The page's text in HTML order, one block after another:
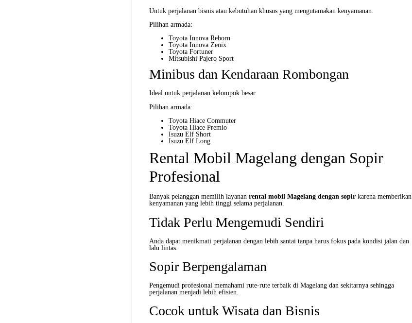
Untuk perjalanan bisnis atau kebutuhan khusus yang mengutamakan kenyamanan.
Pilihan armada:
Toyota Innova Reborn
Toyota Innova Zenix
Toyota Fortuner
Mitsubishi Pajero Sport
Minibus dan Kendaraan Rombongan
Ideal untuk perjalanan kelompok besar.
Pilihan armada:
Toyota Hiace Commuter
Toyota Hiace Premio
Isuzu Elf Short
Isuzu Elf Long
Rental Mobil Magelang dengan Sopir
Profesional
Banyak pelanggan memilih layanan rental mobil Magelang dengan sopir karena memberikan
kenyamanan yang lebih tinggi selama perjalanan.
Tidak Perlu Mengemudi Sendiri
Anda dapat menikmati perjalanan dengan lebih santai tanpa harus fokus pada kondisi jalan dan
lalu lintas.
Sopir Berpengalaman
Pengemudi profesional memahami rute-rute terbaik di Magelang dan sekitarnya sehingga
perjalanan menjadi lebih efisien.
Cocok untuk Wisata dan Bisnis